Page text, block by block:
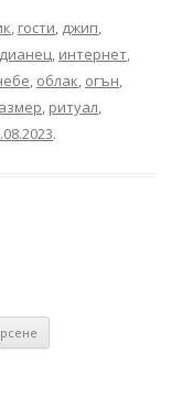
, гости, джип,
, интернет,
, облак, огън,
, ритуал,
.